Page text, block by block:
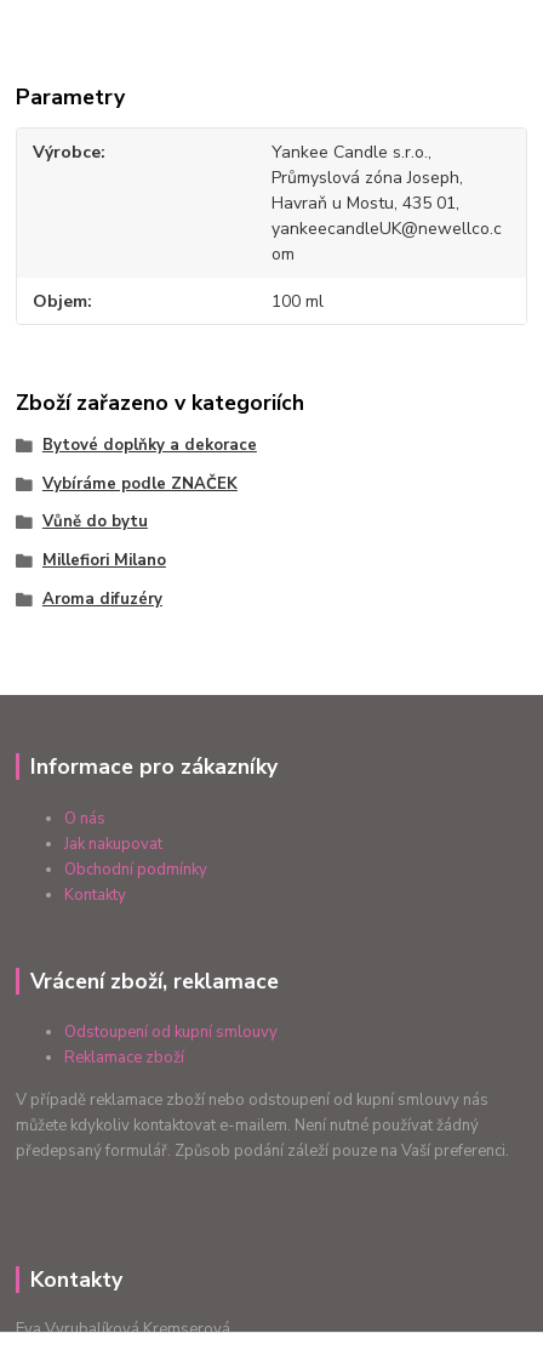
Parametry
Výrobce
Yankee Candle s.r.o.,
Průmyslová zóna Joseph,
Havraň u Mostu, 435 01,
yankeecandleUK@newellco.c
om
Objem 100 ml
Zboží zařazeno v kategoriích
Bytové doplňky a dekorace
Vybíráme podle ZNAČEK
Vůně do bytu
Millefiori Milano
Aroma difuzéry
Informace pro zákazníky
O nás
Jak nakupovat
Obchodní podmínky
Kontakty
Vrácení zboží, reklamace
Odstoupení od kupní smlouvy
Reklamace zboží
V případě reklamace zboží nebo odstoupení od kupní smlouvy nás
můžete kdykoliv kontaktovat e-mailem. Není nutné používat žádný
předepsaný formulář. Způsob podání záleží pouze na Vaší preferenci.
Kontakty
Eva Vyrubalíková Kremserová